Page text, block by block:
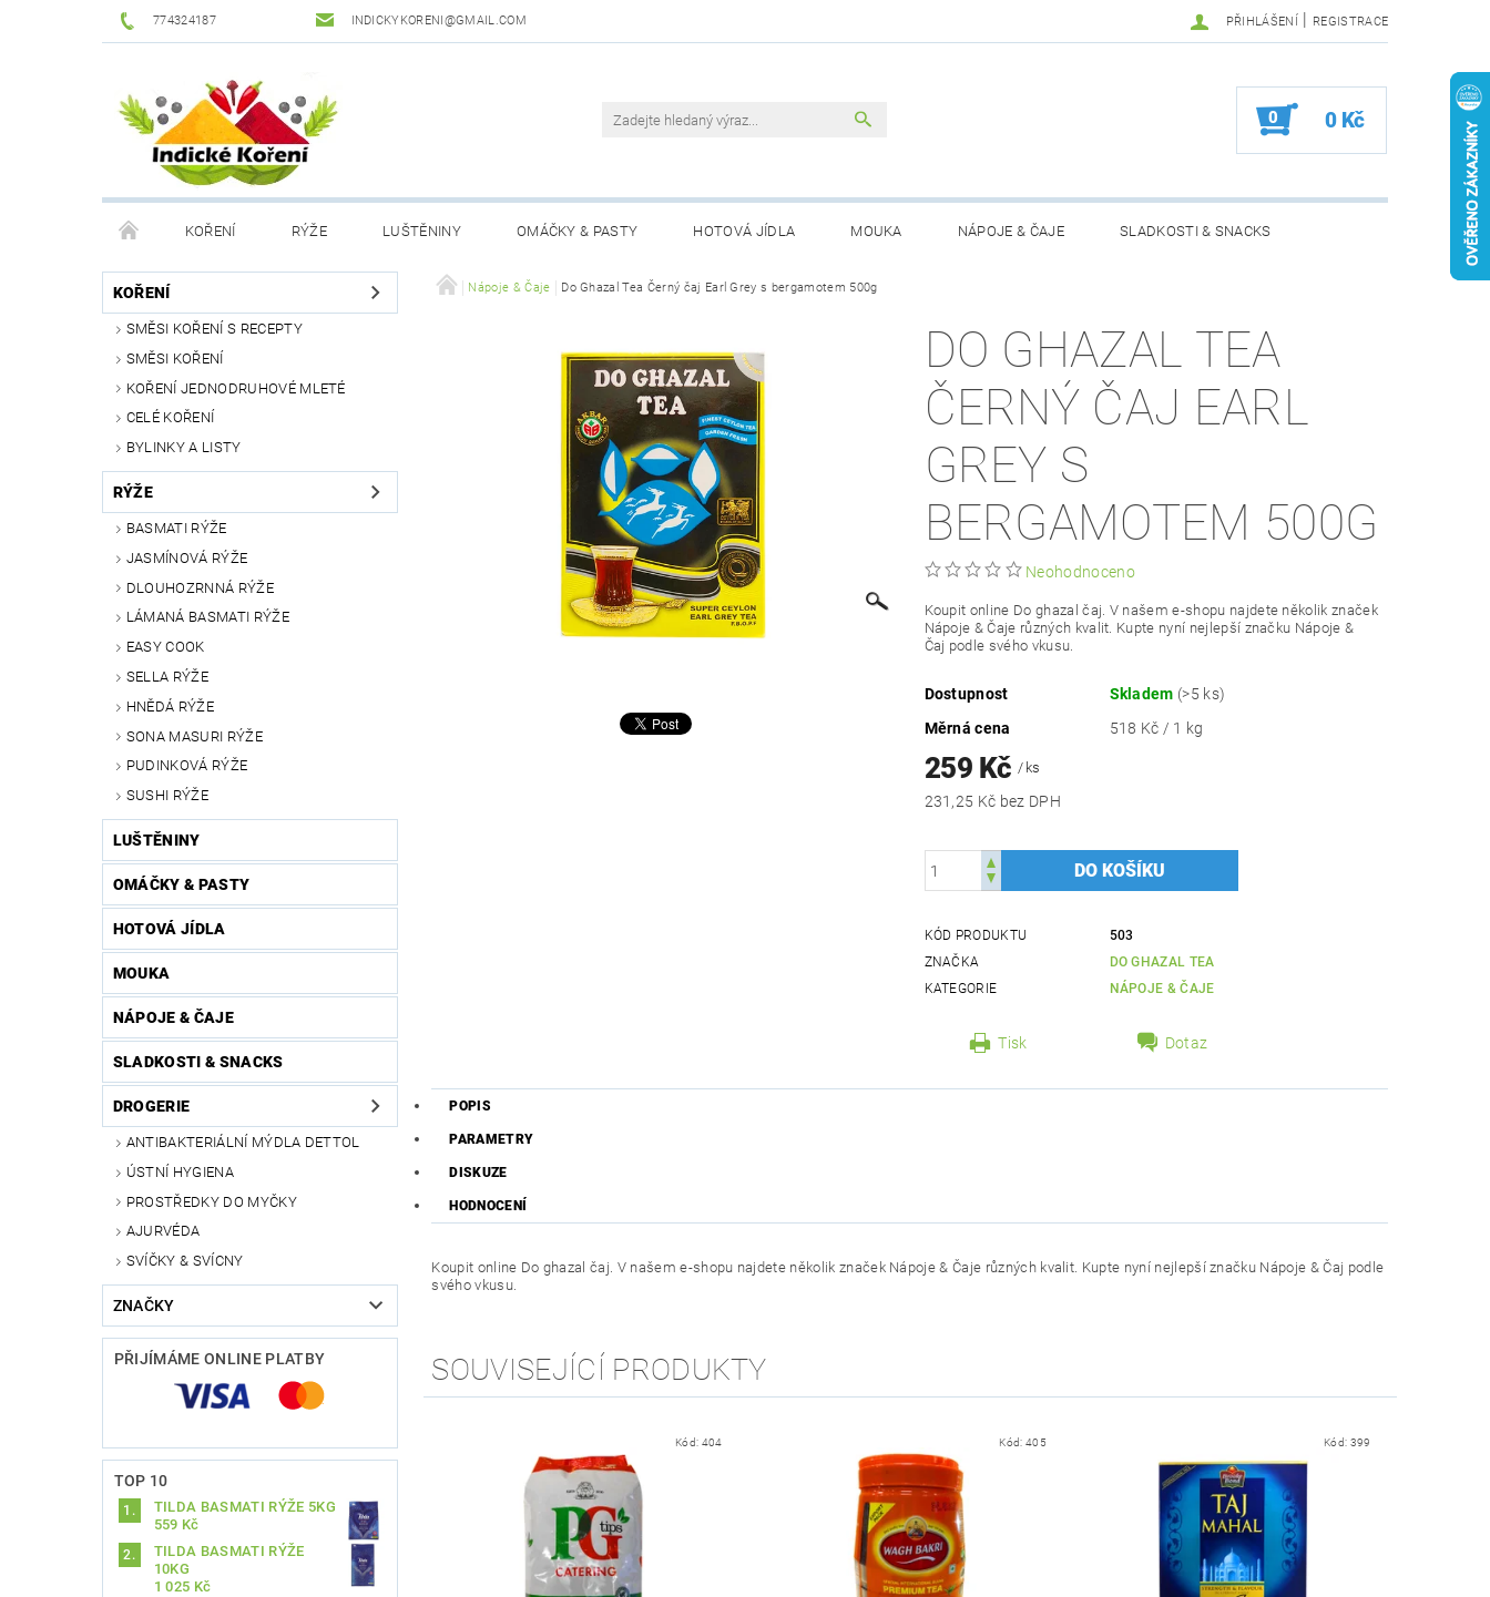
774324187 INDICKYKORENI@GMAIL.COM PŘIHLÁŠENÍ | REGISTRACE
0 0 Kč
KOŘENÍ RÝŽE LUŠTĚNINY OMÁČKY & PASTY HOTOVÁ JÍDLA MOUKA NÁPOJE & ČAJE SLADKOSTI & SNACKS
DROGERIE PODMÍNKY OCHRANY OSOBNÍCH ÚDAJŮ OBCHODNÍ PODMÍNKY KONTAKTY
KOŘENÍ
SMĚSI KOŘENÍ S RECEPTY
SMĚSI KOŘENÍ
KOŘENÍ JEDNODRUHOVÉ MLETÉ
CELÉ KOŘENÍ
BYLINKY A LISTY
RÝŽE
BASMATI RÝŽE
JASMÍNOVÁ RÝŽE
DLOUHOZRNNÁ RÝŽE
LÁMANÁ BASMATI RÝŽE
EASY COOK
SELLA RÝŽE
HNĚDÁ RÝŽE
SONA MASURI RÝŽE
PUDINKOVÁ RÝŽE
SUSHI RÝŽE
LUŠTĚNINY
OMÁČKY & PASTY
HOTOVÁ JÍDLA
MOUKA
NÁPOJE & ČAJE
SLADKOSTI & SNACKS
DROGERIE
ANTIBAKTERIÁLNÍ MÝDLA DETTOL
ÚSTNÍ HYGIENA
PROSTŘEDKY DO MYČKY
AJURVÉDA
SVÍČKY & SVÍCNY
ZNAČKY
PŘIJÍMÁME ONLINE PLATBY
TOP 10
TILDA BASMATI RÝŽE 5KG
559 Kč
TILDA BASMATI RÝŽE
10KG
1 025 Kč
Nápoje & Čaje Do Ghazal Tea Černý čaj Earl Grey s bergamotem 500g
DO GHAZAL TEA
ČERNÝ ČAJ EARL
GREY S
BERGAMOTEM 500G
Neohodnoceno
Koupit online Do ghazal čaj. V našem e-shopu najdete několik značek
Nápoje & Čaje různých kvalit. Kupte nyní nejlepší značku Nápoje &
Čaj podle svého vkusu.
Dostupnost Skladem (>5 ks)
Měrná cena
518 Kč / 1 kg
259 Kč/ ks
231,25 Kč bez DPH
KÓD PRODUKTU
503
ZNAČKA
DO GHAZAL TEA
KATEGORIE
NÁPOJE & ČAJE
Tisk Dotaz
POPIS
PARAMETRY
DISKUZE
HODNOCENÍ
Koupit online Do ghazal čaj. V našem e-shopu najdete několik značek Nápoje & Čaje různých kvalit. Kupte nyní nejlepší značku Nápoje & Čaj podle
svého vkusu.
SOUVISEJÍCÍ PRODUKTY
Kód: 404 Kód:405 Kód: 399